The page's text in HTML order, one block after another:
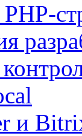
и